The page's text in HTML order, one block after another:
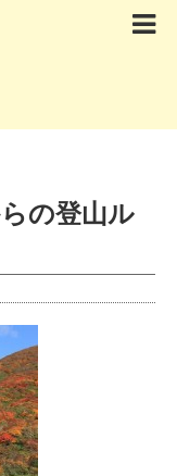
の登山ル